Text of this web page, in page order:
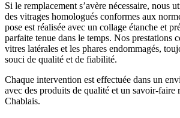
Si le remplacement s’avère nécessaire, nous
des vitrages homologués conformes aux
pose est réalisée avec un collage étanche et
parfaite tenue dans le temps. Nos prestations
vitres latérales et les phares endommagés,
souci de qualité et de fiabilité.
Chaque intervention est effectuée dans un
avec des produits de qualité et un savoir-faire
Chablais.